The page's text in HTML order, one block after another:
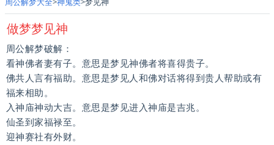
做梦梦见神
周公解梦破解：
看神佛者妻有子。意思是梦见神佛者将喜得贵子。
佛共人言有福助。意思是梦见人和佛对话将得到贵人帮助或有
福来相助。
入神庙神动大吉。意思是梦见进入神庙是吉兆。
仙圣到家福禄至。
迎神赛社有外财。